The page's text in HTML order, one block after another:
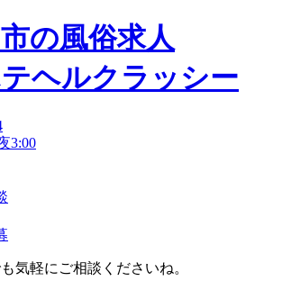
の風俗求人
ヘルクラッシー
3:00
気軽にご相談くださいね。